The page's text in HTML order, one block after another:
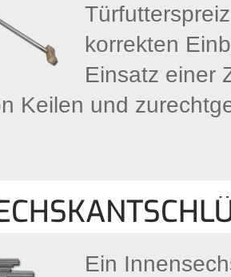
korrekten
Einsatz einer
Keilen und
Ein